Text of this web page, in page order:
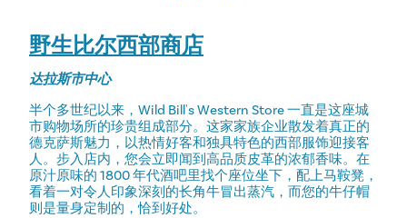
野生比尔西部商店
达拉斯市中心
半个多世纪以来，Wild Bill's Western Store 一直是这座城
市购物场所的珍贵组成部分。这家家族企业散发着真正的
德克萨斯魅力，以热情好客和独具特色的西部服饰迎接客
人。步入店内，您会立即闻到高品质皮革的浓郁香味。在
原汁原味的 1800 年代酒吧里找个座位坐下，配上马鞍凳，
看着一对令人印象深刻的长角牛冒出蒸汽，而您的牛仔帽
则是量身定制的，恰到好处。